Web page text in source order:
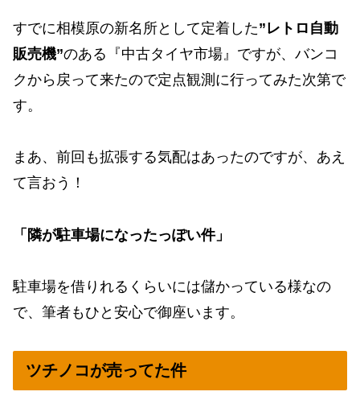
すでに相模原の新名所として定着した”レトロ自動
販売機”のある『中古タイヤ市場』ですが、バンコ
クから戻って来たので定点観測に行ってみた次第で
す。
まあ、前回も拡張する気配はあったのですが、あえ
て言おう！
「隣が駐車場になったっぽい件」
駐車場を借りれるくらいには儲かっている様なの
で、筆者もひと安心で御座います。
ツチノコが売ってた件